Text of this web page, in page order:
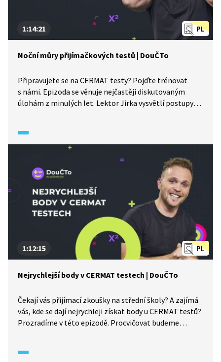
PL
1:14:21
Noční můry přijímačkových testů | DouČTo
Připravujete se na CERMAT testy? Pojďte trénovat
s námi. Epizoda se věnuje nejčastěji diskutovaným
úlohám z minulých let. Lektor Jirka vysvětlí postupy
PL
1:12:15
Nejrychlejší body v CERMAT testech | DouČTo
Čekají vás přijímací zkoušky na střední školy? A zajímá
vás, kde se dají nejrychleji získat body u CERMAT testů?
Prozradíme v této epizodě. Procvičovat budeme